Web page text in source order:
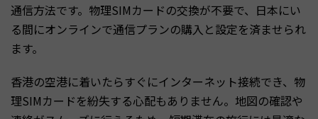
通信方法です。物理SIMカードの交換が不要で、日本にい
る間にオンラインで通信プランの購入と設定を済ませられ
ます。
香港の空港に着いたらすぐにインターネット接続でき、物
理SIMカードを紛失する心配もありません。地図の確認や